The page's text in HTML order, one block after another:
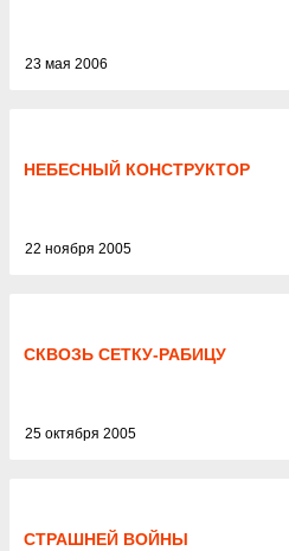
23 мая 2006
НЕБЕСНЫЙ КОНСТРУКТОР
22 ноября 2005
СКВОЗЬ СЕТКУ-РАБИЦУ
25 октября 2005
СТРАШНЕЙ ВОЙНЫ